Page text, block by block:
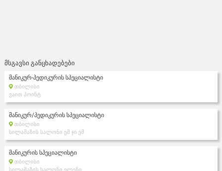
მსგავსი განცხადებები
მანიკურ-პედიკურის სპეციალისტი
თბილისი
ვაით პოინტ
მანიკურ/პედიკურის სპეციალისტი
თბილისი
სილამაზის სალონი ემ ჯი ემ
მანიკურის სპეციალისტი
თბილისი
სილამაზის სალონი ელენი